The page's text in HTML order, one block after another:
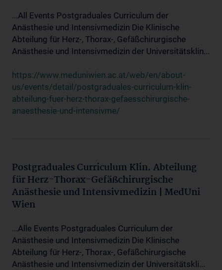
...All Events Postgraduales Curriculum der
Anästhesie und Intensivmedizin Die Klinische
Abteilung für Herz-, Thorax-, Gefäßchirurgische
Anästhesie und Intensivmedizin der Universitätsklin...
https://www.meduniwien.ac.at/web/en/about-
us/events/detail/postgraduales-curriculum-klin-
abteilung-fuer-herz-thorax-gefaesschirurgische-
anaesthesie-und-intensivme/
Postgraduales Curriculum Klin. Abteilung
für Herz-Thorax-Gefäßchirurgische
Anästhesie und Intensivmedizin | MedUni
Wien
...Alle Events Postgraduales Curriculum der
Anästhesie und Intensivmedizin Die Klinische
Abteilung für Herz-, Thorax-, Gefäßchirurgische
Anästhesie und Intensivmedizin der Universitätskli...